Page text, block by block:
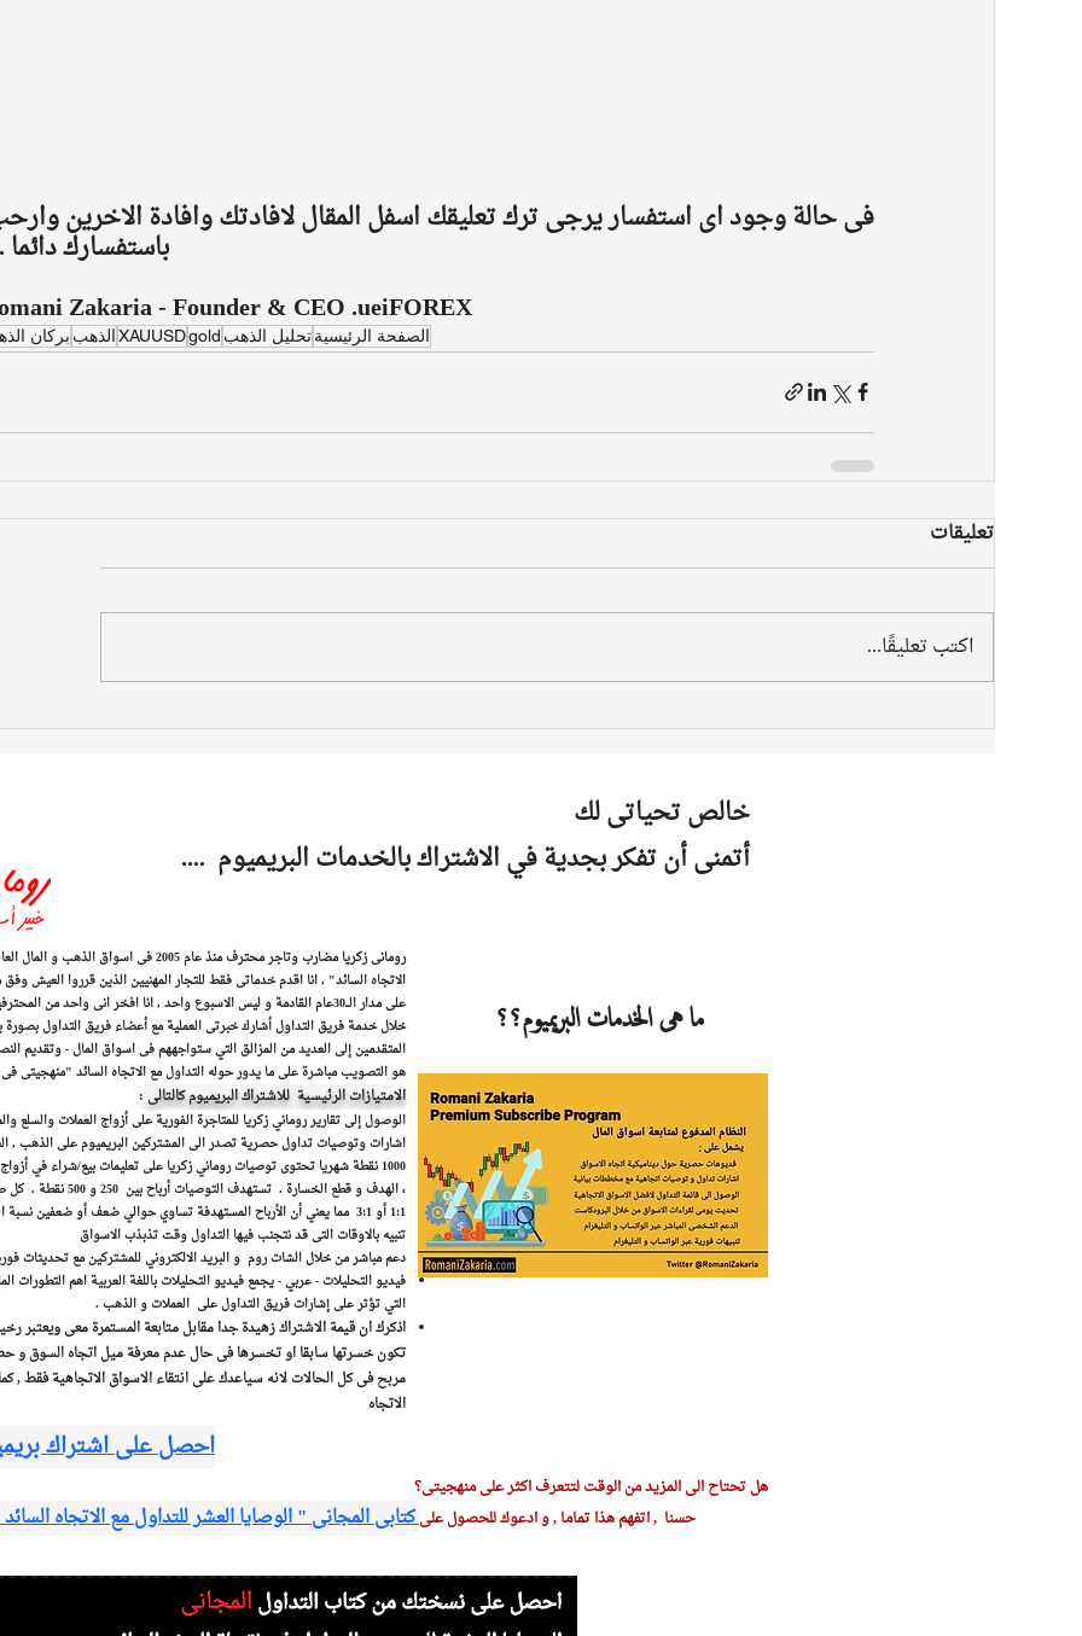
فى حالة وجود اى استفسار يرجى ترك تعليقك اسفل المقال لافادتك وافادة الاخرين
باستفسارك
Zakaria - Founder & CEO .ueiFOREX
الصفحة الرئيسيةتحليل الذهب gold
XAUUSDالذهب بركان
تعليقات
اكتب تعليقًا...
خالص تحياتى لك
أتمنى أن تفكر بجدية في الاشتراك بالخدمات البريميوم ....
رومانى زكريا مضارب وتاجر محترف منذ عام
الاتجاه السائد" , ​انا اقدم خدماتى فقط للتجار المهنيين الذين قرروا العيش
على مدار الـــ30عام القادمة و ليس الاسبوع واحد , انا افخر انى
خلال خدمة فريق التداول أشارك خبرتى العملية مع أعضاء فريق التداول بصورة
المتقدمين إلى العديد من المزالق التي ستواجههم فى اسواق المال - وتقديم
هو التصويب مباشرة على ما يدور حوله التداول مع الاتجاه السائد "منهجيتى
الامتيازات الرئيسية للاشتراك البريميوم كالتالى :
الوصول إلى تقارير روماني زكريا للمتاجرة الفورية على أزواج العملات والسلع
اشارات وتوصيات تداول حصرية تصدر الى المشتركين البريميوم على الذهب ,
1000 نقطة شهريا تحتوى توصيات روماني زكريا على تعليمات بيع/شراء في
، الهدف و قطع الخسارة
1:1 أو 3:1 مما يعني أن الأرباح المستهدفة تساوي حوالي ضعف أو ضعفين نسبة المخاطرة .
تنبيه بالاوقات التى قد نتجنب فيها التداول وقت تذبذب الاسواق
دعم مباشر من خلال الشات روم و البريد الالكتروني للمشتركين مع تحديثات
فيديو التحليلات - عربي - يجمع فيديو التحليلات باللغة العربية اهم التطورات
التي تؤثر على إشارات فريق التداول على العملات و الذهب .
اذكرك ان قيمة الاشتراك زهيدة جدا مقابل متابعة المستمرة معى ويعتبر
تكون خسرتها سابقا او تخسرها فى حال عدم معرفة ميل اتجاه السوق و
مربح فى كل الحالات لانه سياعدك على انتقاء الاسواق الاتجاهية فقط ,
الاتجاه
ما هى الخدمات البريميوم؟؟
احصل على اشتراك
هل تحتاح الى المزيد من الوقت لتتعرف اكثر على منهجيتى؟
حسنا , اتفهم هذا تماما , و ادعوك للحصول علىكتابى المجانى " الوصايا العشر للتداول مع الاتجاه